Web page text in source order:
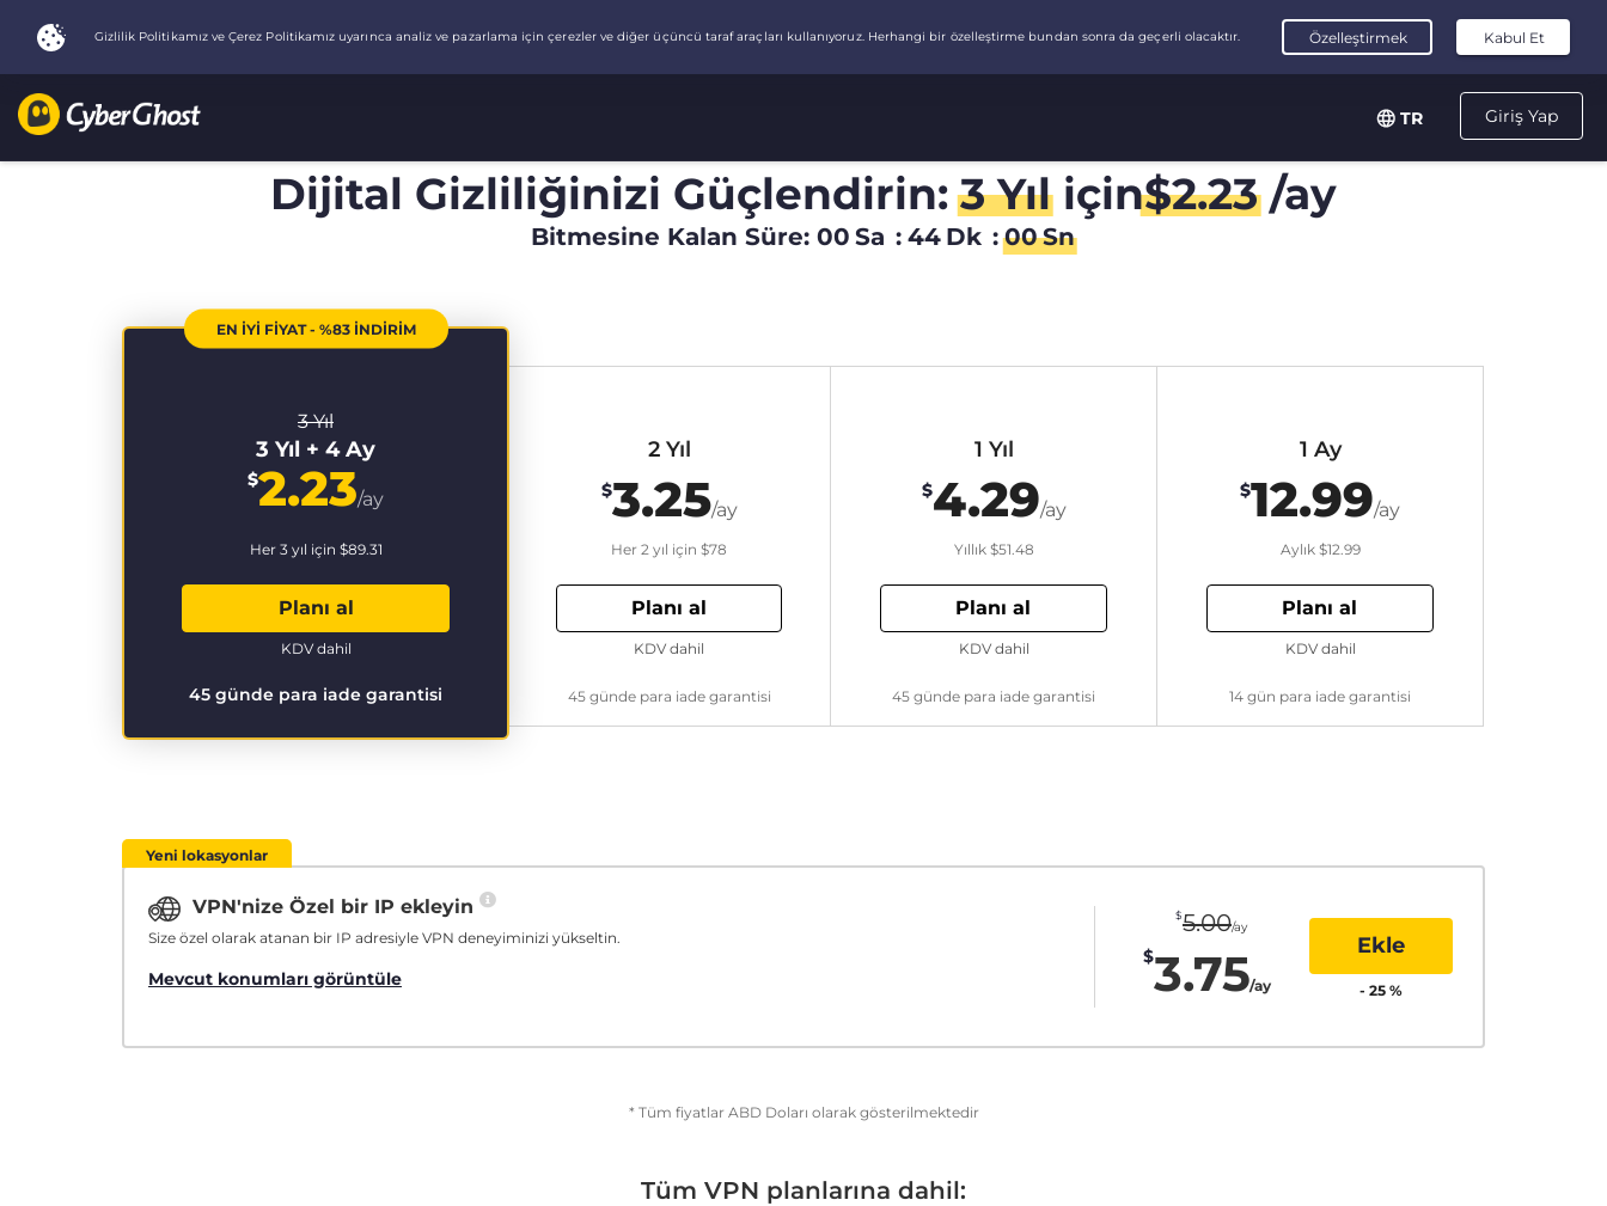
Giriş Yap
TR
Dijital Gizliliğinizi Güçlendirin:3 Yıliçin$2.23/ay
Bitmesine Kalan Süre: 00 Sa : 43 Dk : 59 Sn
EN İYİ FİYAT - %83 İNDİRİM
3 Yıl
3 Yıl + 4 Ay
$2.23/ay
Her 3 yıl için $89.31
Planı al
45 günde para iade garantisi
KDV dahil
2 Yıl
$3.25/ay
Her 2 yıl için$78
Planı al
45 günde para iade garantisi
KDV dahil
1 Yıl
$4.29/ay
Yıllık $51.48
Planı al
45 günde para iade garantisi
KDV dahil
1 Ay
$12.99/ay
Aylık $12.99
Planı al
14 gün para iade garantisi
KDV dahil
Yeni lokasyonlar
VPN'nize Özel bir IP ekleyin
Size özel olarak atanan bir IP adresiyle VPN deneyiminizi yükseltin.
Mevcut konumları görüntüle
$5.00/ay
$3.75/ay
Ekle
- 25 %
* Tüm fiyatlar ABD Doları olarak gösterilmektedir
Tüm VPN planlarına dahil: